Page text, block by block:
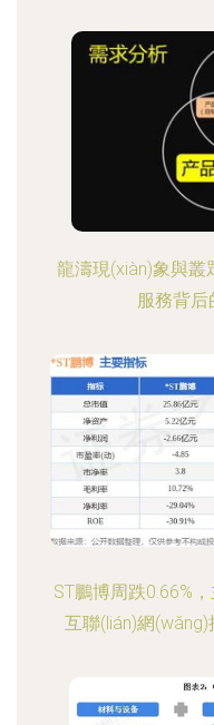
龍濤現(xiàn)象與叢
服務背后
ST鵬博周跌0.66%
互聯(lián)網